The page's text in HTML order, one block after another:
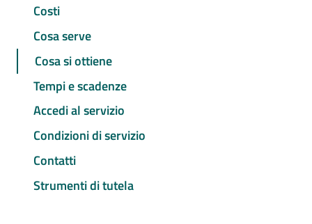
Costi
Cosa serve
Cosa si ottiene
Tempi e scadenze
Accedi al servizio
Condizioni di servizio
Contatti
Strumenti di tutela